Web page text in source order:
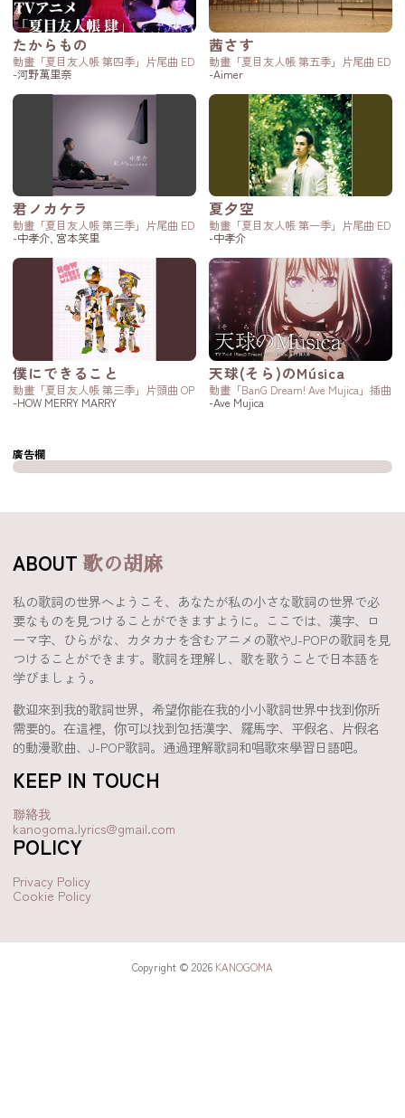
たからもの
動畫「夏目友人帳 第四季」片尾曲 ED
-河野萬里奈
茜さす
動畫「夏目友人帳 第五季」片尾曲 ED
-Aimer
君ノカケラ
動畫「夏目友人帳 第三季」片尾曲 ED
-中孝介, 宮本笑里
夏夕空
動畫「夏目友人帳 第一季」片尾曲 ED
-中孝介
僕にできること
動畫「夏目友人帳 第三季」片頭曲 OP
-HOW MERRY MARRY
天球(そら)のMúsica
動畫「BanG Dream! Ave Mujica」插曲
-Ave Mujica
廣告欄
ABOUT歌の胡麻
私の歌詞の世界へようこそ、あなたが私の小さな歌詞の世界で必
要なものを見つけることができますように。ここでは、漢字、ロ
ーマ字、ひらがな、カタカナを含むアニメの歌やJ-POPの歌詞を見
つけることができます。歌詞を理解し、歌を歌うことで日本語を
学びましょう。
歡迎來到我的歌詞世界，希望你能在我的小小歌詞世界中找到你所
需要的。在這裡，你可以找到包括漢字、羅馬字、平假名、片假名
的動漫歌曲、J-POP歌詞。通過理解歌詞和唱歌來學習日語吧。
KEEP IN TOUCH
聯絡我
kanogoma.lyrics@gmail.com
POLICY
Privacy Policy
Cookie Policy
Copyright © 2026 KANOGOMA